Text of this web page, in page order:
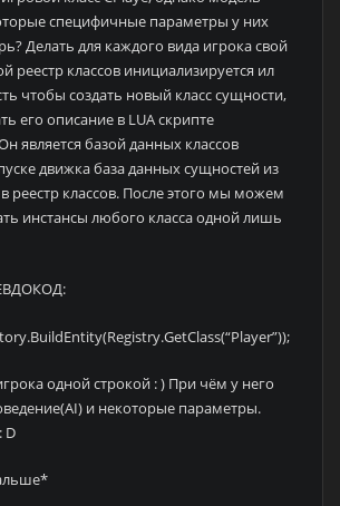
специфичные параметры у них
Делать для каждого вида игрока свой
реестр классов инициализируется ил
чтобы создать новый класс сущности,
его описание в LUA скрипте
является базой данных классов
движка база данных сущностей из
в реестр классов. После этого мы можем
инстансы любого класса одной лишь
одной строкой : ) При чём у него
и некоторые параметры.
D